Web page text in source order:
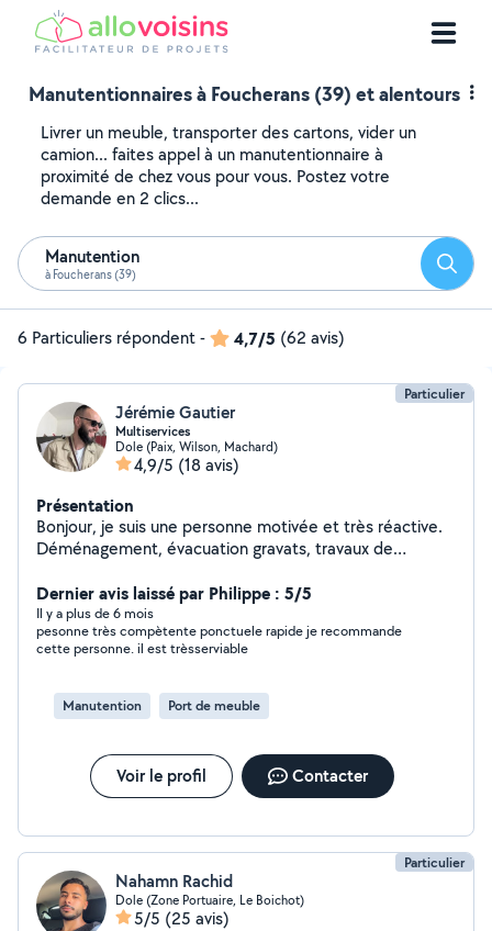
Manutentionnaires à Foucherans (39) et alentours
Livrer un meuble, transporter des cartons, vider un
camion... faites appel à un manutentionnaire à
proximité de chez vous pour vous. Postez votre
demande en 2 clics...
Manutention
à Foucherans (39)
6 Particuliers répondent- 4,7/5 (62 avis)
Particulier
Jérémie Gautier
Multiservices
Dole (Paix, Wilson, Machard)
4,9/5 (18 avis)
Présentation
Bonjour, je suis une personne motivée et très réactive.
Déménagement, évacuation gravats, travaux de
tout est possible. Livraison colis possible. Demander
moi je réponds rapidement.
Dernier avis laissé par Philippe : 5/5
Il y a plus de 6 mois
pesonne très compètente ponctuele rapide je recommande
cette personne. il est trèsserviable
Manutention Port de meuble
Voir le profil Contacter
Particulier
Nahamn Rachid
Dole (Zone Portuaire, Le Boichot)
5/5 (25 avis)